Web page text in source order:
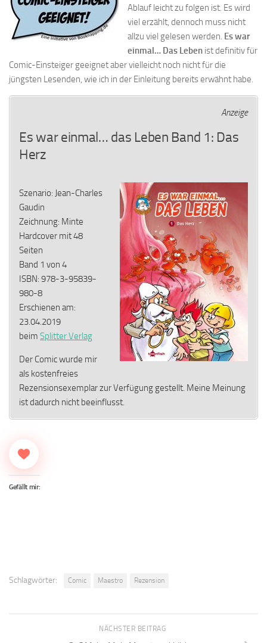
Ablauf leicht zu folgen ist. Es wird
viel erzählt, dennoch muss nicht
allzu viel gelesen werden. Es war
einmal… Das Leben ist definitiv für
Comic-Einsteiger geeignet aber vielleicht noch nicht für die
jüngsten Lesenden, wie ich in der Einleitung bereits erwähnt habe.
Anzeige
Es war einmal… das Leben Band 1: Das
Herz
Szenario: Jean-Charles
Gaudin
Zeichnung: Minte
Hardcover mit 48
Seiten
Band 1 von 4
ISBN: 978-3-95839-
980-8
Erschienen am:
23.04.2019
beim Splitter Verlag
Der Comic wurde mir
als kostenfreies
Rezensionsexemplar zur Verfügung gestellt. Meine Meinung
ist dadurch nicht beeinflusst.
Gefällt mir:
Schlagwörter: Comic Maestro Rezension
NÄCHSTER BEITRAG